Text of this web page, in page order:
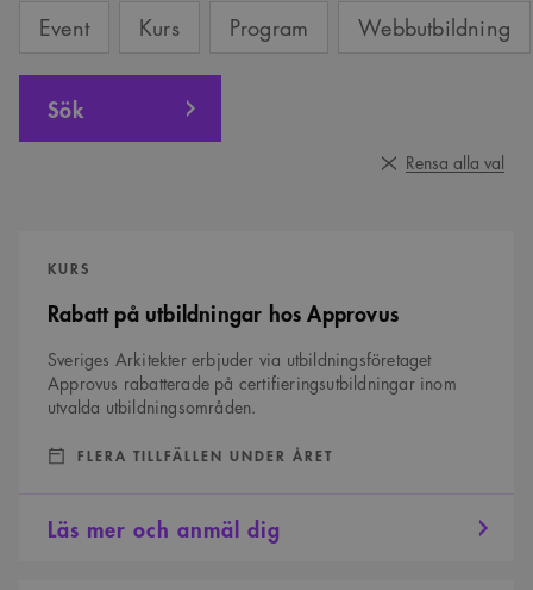
Event Kurs Program Webbutbildning
Sök
Rensa alla val
utbildningar
Approvus
KURS
Rabatt på utbildningar hos Approvus
Sveriges Arkitekter erbjuder via utbildningsföretaget
Approvus rabatterade på certifieringsutbildningar inom
utvalda utbildningsområden.
DATUM::
FLERA TILLFÄLLEN UNDER ÅRET
Läs mer och anmäl dig